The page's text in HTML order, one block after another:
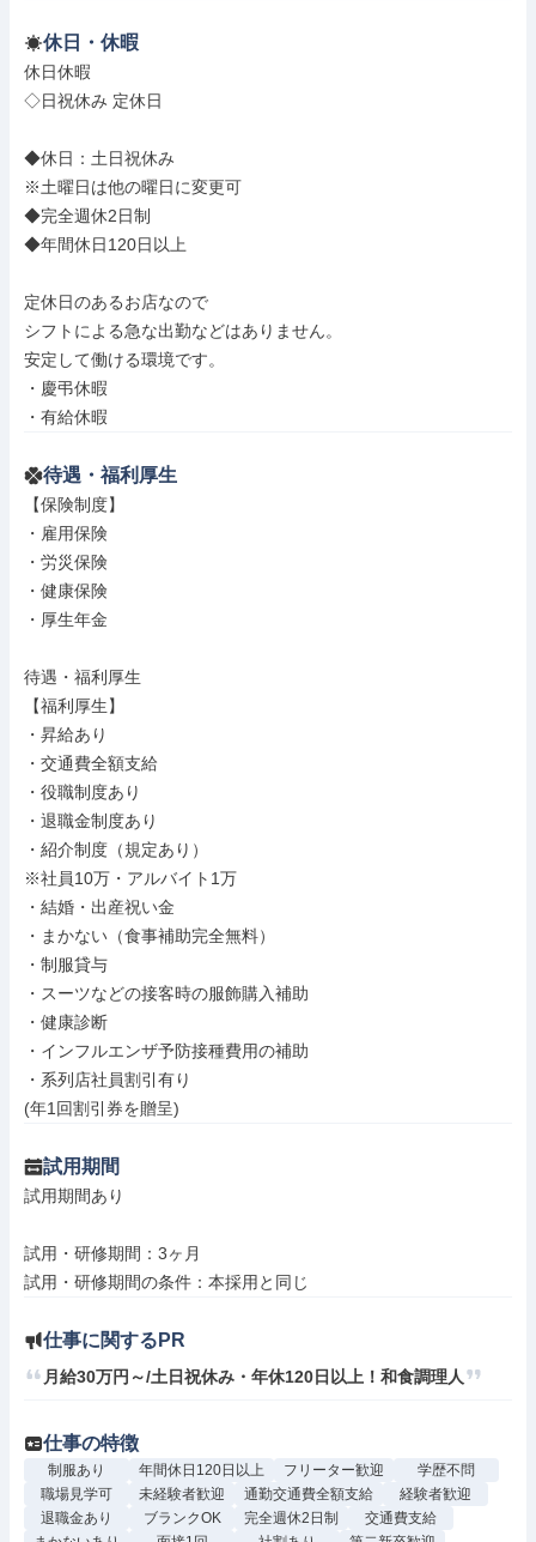
休日・休暇
休日休暇
◇日祝休み 定休日
◆休日：土日祝休み
※土曜日は他の曜日に変更可
◆完全週休2日制
◆年間休日120日以上
定休日のあるお店なので
シフトによる急な出勤などはありません。
安定して働ける環境です。
・慶弔休暇
・有給休暇
待遇・福利厚生
【保険制度】
・雇用保険
・労災保険
・健康保険
・厚生年金
待遇・福利厚生
【福利厚生】
・昇給あり
・交通費全額支給
・役職制度あり
・退職金制度あり
・紹介制度（規定あり）
※社員10万・アルバイト1万
・結婚・出産祝い金
・まかない（食事補助完全無料）
・制服貸与
・スーツなどの接客時の服飾購入補助
・健康診断
・インフルエンザ予防接種費用の補助
・系列店社員割引有り
(年1回割引券を贈呈)
試用期間
試用期間あり
試用・研修期間：3ヶ月
仕事に関するPR
月給30万円～/土日祝休み・年休120日以上！和食調理人
仕事の特徴
制服あり 年間休日120日以上 フリーター歓迎
学歴不問
職場見学可
未経験者歓迎 通勤交通費全額支給
経験者歓迎
退職金あり
ブランクOK 完全週休2日制
交通費支給